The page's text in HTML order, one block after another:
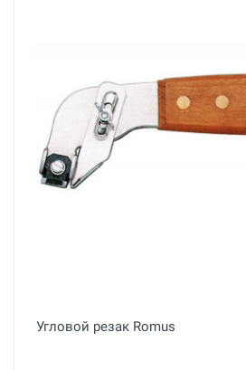
Угловой резак Romus